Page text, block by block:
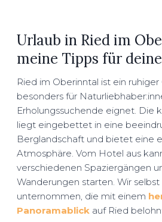
Urlaub in Ried im
meine Tipps für
Ried im Oberinntal ist ein ruhiger
besonders für
Erholungssuchende eignet. Die
liegt eingebettet in eine
Berglandschaft und bietet eine
Atmosphäre. Vom Hotel aus
verschiedenen Spaziergängen
Wanderungen starten. Wir
unternommen, die mit einem
Panoramablickauf Ried